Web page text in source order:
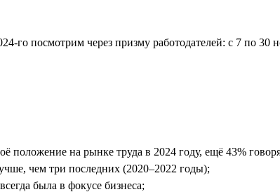
го посмотрим через призму работодателей: с 7 по 30
положение на рынке труда в 2024 году, ещё 43%
чем три последних (2020–2022 годы);
была в фокусе бизнеса;